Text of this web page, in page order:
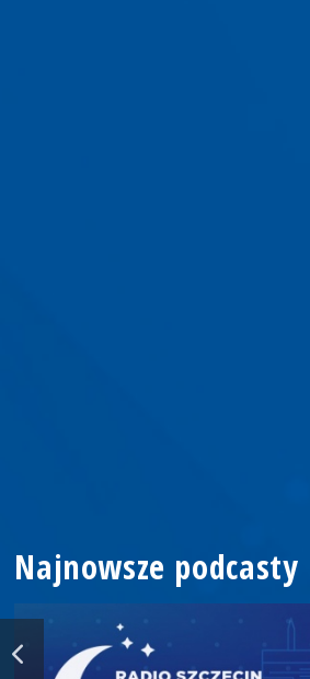
Najnowsze podcasty